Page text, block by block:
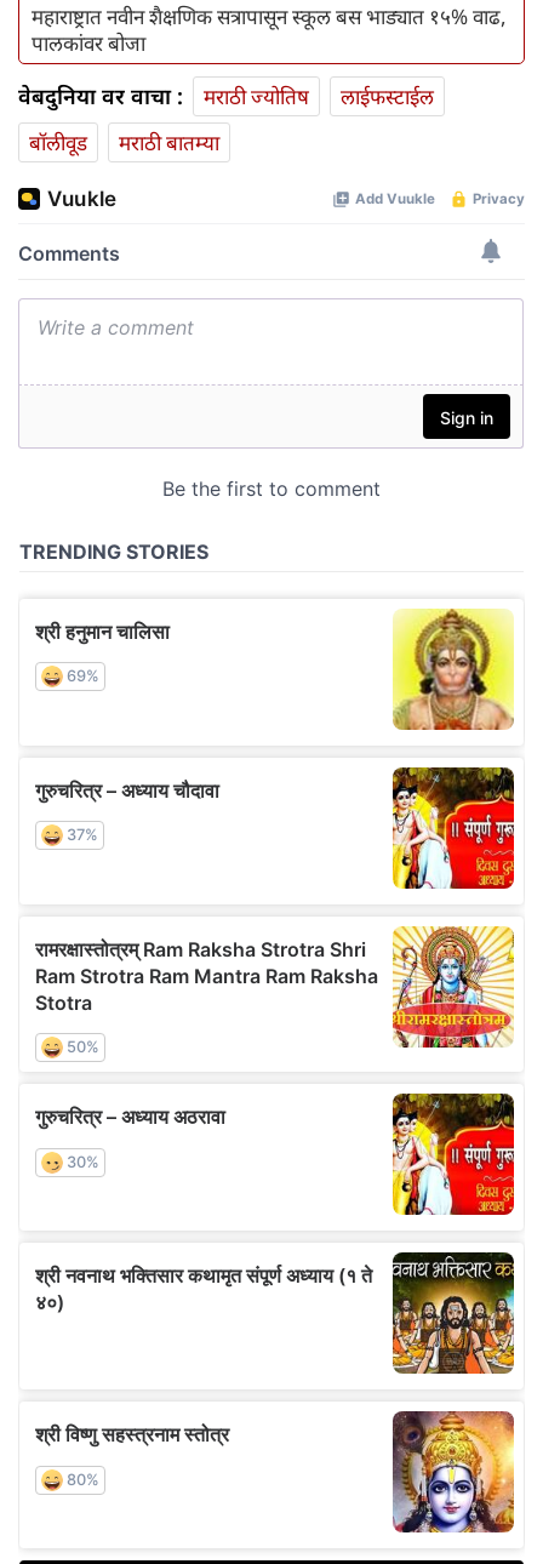
महाराष्ट्रात नवीन शैक्षणिक सत्रापासून स्कूल बस भाड्यात १५% वाढ,
पालकांवर बोजा
वेबदुनिया वर वाचा : मराठी ज्योतिष
लाईफस्टाईल
बॉलीवूड
मराठी बातम्या